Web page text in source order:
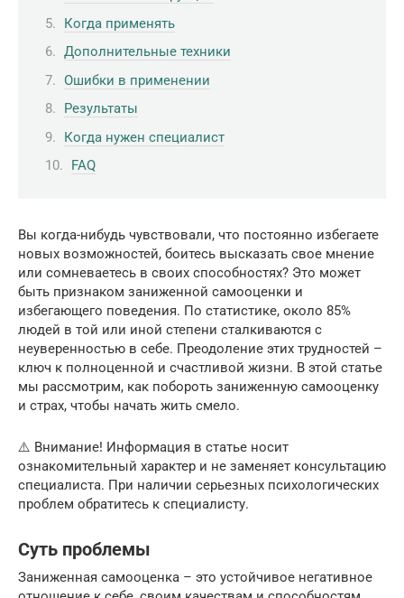
Когда применять
Дополнительные техники
Ошибки в применении
Результаты
Когда нужен специалист
FAQ
Вы когда-нибудь чувствовали, что постоянно избегаете
новых возможностей, боитесь высказать свое мнение
или сомневаетесь в своих способностях? Это может
быть признаком заниженной самооценки и
избегающего поведения. По статистике, около 85%
людей в той или иной степени сталкиваются с
неуверенностью в себе. Преодоление этих трудностей –
ключ к полноценной и счастливой жизни. В этой статье
мы рассмотрим, как побороть заниженную самооценку
и страх, чтобы начать жить смело.
⚠️ Внимание! Информация в статье носит
ознакомительный характер и не заменяет консультацию
специалиста. При наличии серьезных психологических
проблем обратитесь к специалисту.
Суть проблемы
Заниженная самооценка – это устойчивое негативное